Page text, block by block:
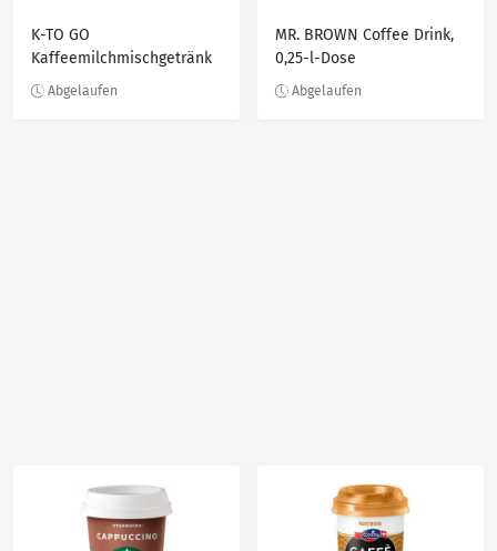
K-TO GO
Kaffeemilchmischgetränk
MR. BROWN Coffee Drink,
0,25-l-Dose